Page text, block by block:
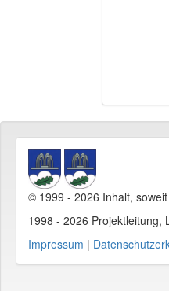
© 1999 - 2026 Inhalt,
1998 - 2026 Projektleitung,
Impressum |